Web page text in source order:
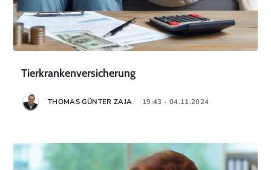
Tierkrankenversicherung
THOMAS GÜNTER ZAJA 19:43 - 04.11.2024